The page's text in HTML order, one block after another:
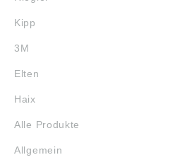
Kipp
3M
Elten
Haix
Alle Produkte
Allgemein